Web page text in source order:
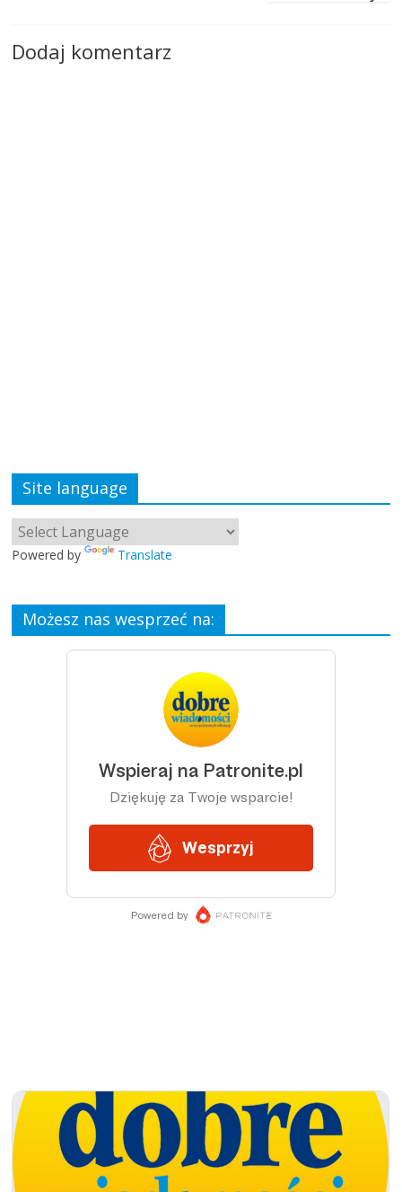
Dodaj komentarz
Site language
Powered by Translate
Możesz nas wesprzeć na: